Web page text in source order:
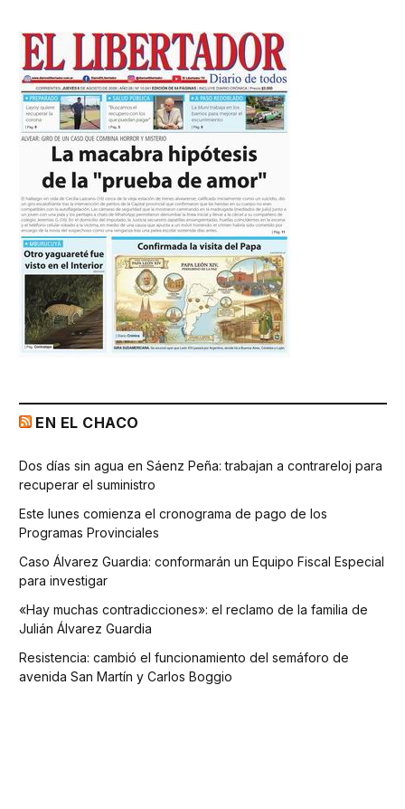
EN EL CHACO
Dos días sin agua en Sáenz Peña: trabajan a contrareloj para
recuperar el suministro
Este lunes comienza el cronograma de pago de los
Programas Provinciales
Caso Álvarez Guardia: conformarán un Equipo Fiscal Especial
para investigar
«Hay muchas contradicciones»: el reclamo de la familia de
Julián Álvarez Guardia
Resistencia: cambió el funcionamiento del semáforo de
avenida San Martín y Carlos Boggio